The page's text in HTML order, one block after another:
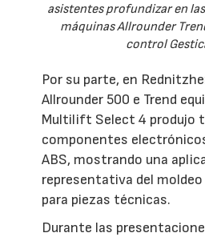
asistentes profundizar en
máquinas Allrounder
control
Por su parte, en
Allrounder 500 e Trend
Multilift Select 4 produjo
componentes
ABS, mostrando una
representativa del
para piezas técnicas.
Durante las